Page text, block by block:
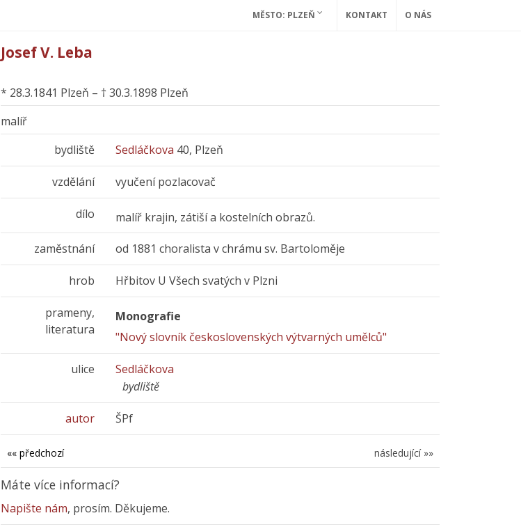
MĚSTO: PLZEŇ KONTAKT O NÁS
Josef V. Leba
* 28.3.1841 Plzeň – † 30.3.1898 Plzeň
malíř
bydliště
Sedláčkova 40, Plzeň
vzdělání vyučení pozlacovač
dílo malíř krajin, zátiší a kostelních obrazů.
zaměstnání od 1881 choralista v chrámu sv. Bartoloměje
hrob Hřbitov U Všech svatých v Plzni
prameny,
literatura
Monografie
"Nový slovník československých výtvarných umělců"
ulice
Sedláčkova
bydliště
autor ŠPf
následující »»
«« předchozí
Máte více informací?
Napište nám, prosím. Děkujeme.